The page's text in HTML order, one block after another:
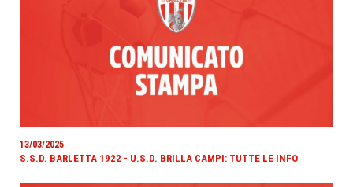
13/03/2025
S.S.D. BARLETTA 1922 - U.S.D. BRILLA CAMPI: TUTTE LE INFO